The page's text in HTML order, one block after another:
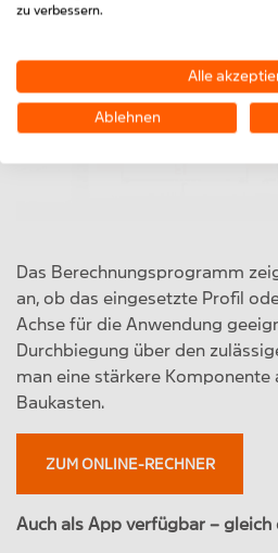
Das Berechnungsprogramm
an, ob das eingesetzte Profil
Achse für die Anwendung
Durchbiegung über den
man eine stärkere Komponente
Baukasten.
ZUM ONLINE-RECHNER
Auch als App verfügbar –
zu verbessern.
Alle
Ablehnen